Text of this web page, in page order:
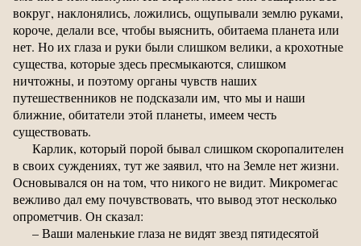
вокруг, наклонялись, ложились, ощупывали землю руками,
короче, делали все, чтобы выяснить, обитаема планета или
нет. Но их глаза и руки были слишком велики, а крохотные
существа, которые здесь пресмыкаются, слишком
ничтожны, и поэтому органы чувств наших
путешественников не подсказали им, что мы и наши
ближние, обитатели этой планеты, имеем честь
существовать.
Карлик, который порой бывал слишком скоропалителен
в своих суждениях, тут же заявил, что на Земле нет жизни.
Основывался он на том, что никого не видит. Микромегас
вежливо дал ему почувствовать, что вывод этот несколько
опрометчив. Он сказал:
– Ваши маленькие глаза не видят звезд пятидесятой